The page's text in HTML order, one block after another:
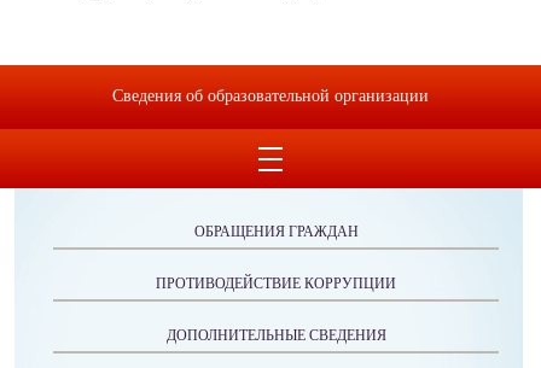
ОБРАЩЕНИЯ ГРАЖДАН
ПРОТИВОДЕЙСТВИЕ КОРРУПЦИИ
ДОПОЛНИТЕЛЬНЫЕ СВЕДЕНИЯ
Сведения об образовательной организации